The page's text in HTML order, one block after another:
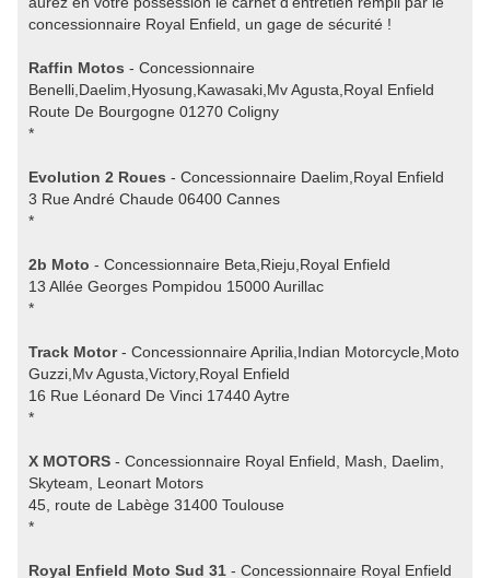
concessionnaire Royal Enfield, un gage de sécurité !
Raffin Motos - Concessionnaire
Benelli,Daelim,Hyosung,Kawasaki,Mv Agusta,Royal Enfield
Route De Bourgogne 01270 Coligny
*
Evolution 2 Roues - Concessionnaire Daelim,Royal Enfield
3 Rue André Chaude 06400 Cannes
*
2b Moto - Concessionnaire Beta,Rieju,Royal Enfield
13 Allée Georges Pompidou 15000 Aurillac
*
Track Motor- Concessionnaire Aprilia,Indian Motorcycle,Moto
Guzzi,Mv Agusta,Victory,Royal Enfield
16 Rue Léonard De Vinci 17440 Aytre
*
X MOTORS - Concessionnaire Royal Enfield, Mash, Daelim,
Skyteam, Leonart Motors
45, route de Labège 31400 Toulouse
*
Royal Enfield Moto Sud 31 - Concessionnaire Royal Enfield